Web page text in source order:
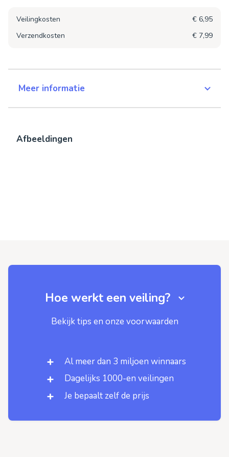
Veilingkosten
€ 6,95
Verzendkosten
€ 7,99
Meer informatie
Afbeeldingen
Hoe werkt een veiling?
Bekijk tips en onze voorwaarden
Al meer dan 3 miljoen winnaars
Dagelijks 1000-en veilingen
Je bepaalt zelf de prijs